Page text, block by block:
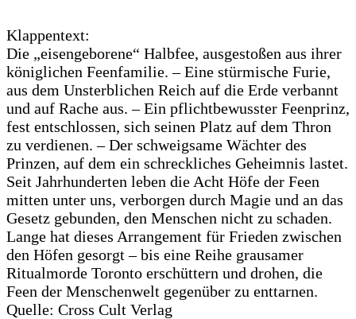
Klappentext:
Die „eisengeborene“ Halbfee, ausgestoßen aus ihrer
königlichen Feenfamilie. – Eine stürmische Furie,
aus dem Unsterblichen Reich auf die Erde verbannt
und auf Rache aus. – Ein pflichtbewusster Feenprinz,
fest entschlossen, sich seinen Platz auf dem Thron
zu verdienen. – Der schweigsame Wächter des
Prinzen, auf dem ein schreckliches Geheimnis lastet.
Seit Jahrhunderten leben die Acht Höfe der Feen
mitten unter uns, verborgen durch Magie und an das
Gesetz gebunden, den Menschen nicht zu schaden.
Lange hat dieses Arrangement für Frieden zwischen
den Höfen gesorgt – bis eine Reihe grausamer
Ritualmorde Toronto erschüttern und drohen, die
Feen der Menschenwelt gegenüber zu enttarnen.
Quelle: Cross Cult Verlag